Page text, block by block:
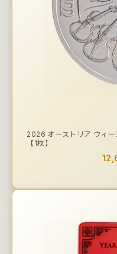
2026 オーストリア ウィー
【1枚】